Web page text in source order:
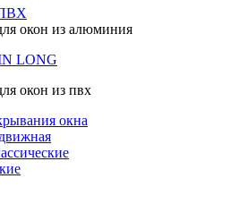
ПВХ
окон из алюминия
LONG
окон из пвх
окна